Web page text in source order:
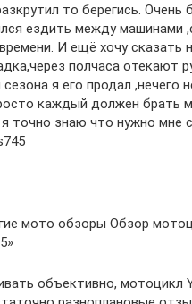
то берегись. Очень
ездить между машинами
И ещё хочу сказать
полчаса отекают
я его продал ,нечего
каждый должен брать
точно знаю что нужно мне
мото обзоры Обзор
объективно, мотоцикл